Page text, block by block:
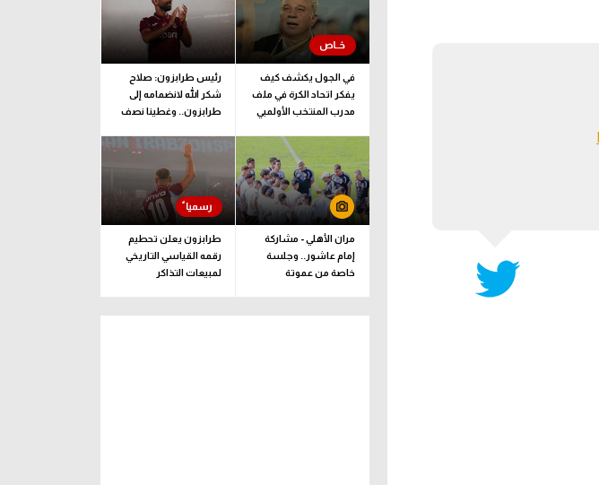
في الجول يكشف كيف
يفكر اتحاد الكرة في ملف
مدرب المنتخب الأولمبي
رئيس طرابزون: صلاح
شكر الله لانضمامه إلى
طرابزون.. وغطينا نصف
مران الأهلي - مشاركة
إمام عاشور.. وجلسة
خاصة من عموتة
طرابزون يعلن تحطيم
رقمه القياسي التاريخي
لمبيعات التذاكر